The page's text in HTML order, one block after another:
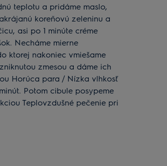
teplotu a pridáme maslo,
koreňovú zeleninu a
asi po 1 minúte créme
Necháme mierne
ktorej nakoniec vmiešame
zmesou a dáme ich
Horúca para / Nízka vlhkosť
Potom cibule posypeme
Teplovzdušné pečenie pri